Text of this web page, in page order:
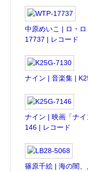
中原めいこ | ロ・
17737 | レコード
ナイン | 音楽集 |
ナイン | 映画「ナ
146 | レコード
篠原千絵 | 海の闇